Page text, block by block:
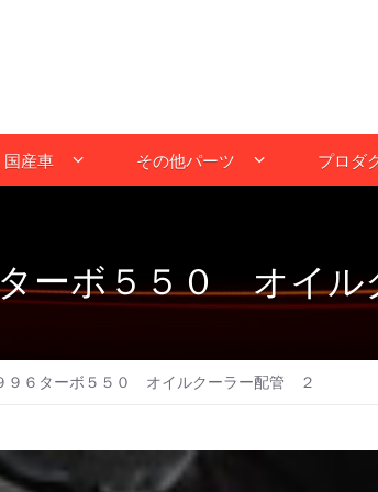
国産車 その他パーツ プロダ
ーボ５５０ オイ
９６ターボ５５０ オイルクーラー配管 ２